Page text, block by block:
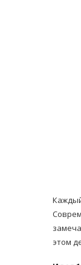
этом